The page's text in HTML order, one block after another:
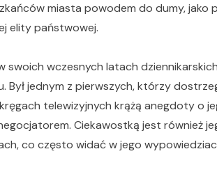
miasta powodem do dumy, jako
elity państwowej.
swoich wczesnych latach
jednym z pierwszych, którzy
telewizyjnych krążą anegdoty o
Ciekawostką jest również
co często widać w jego